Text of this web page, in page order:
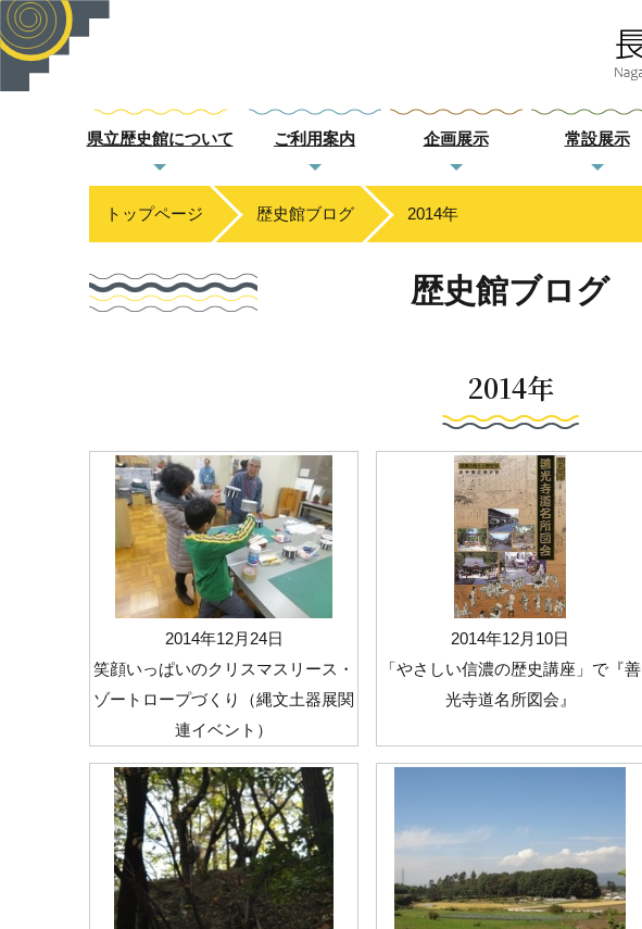
県立歴史館について ご利用案内 企画展示 常設展示
トップページ 歴史館ブログ 2014年
歴史館ブログ
2014年
2014年12月24日
笑顔いっぱいのクリスマスリース・
ゾートロープづくり（縄文土器展関
連イベント）
2014年12月10日
「やさしい信濃の歴史講座」で『善
光寺道名所図会』